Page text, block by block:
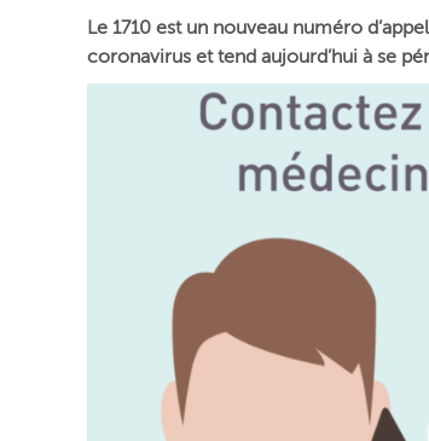
Le 1710 est un nouveau numéro
coronavirus et tend aujourd’hui à se